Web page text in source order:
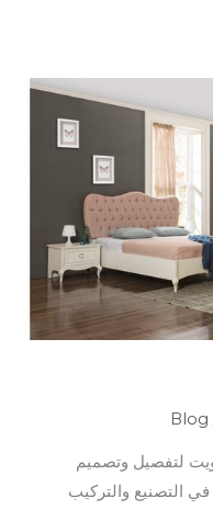
Blog
لتفصيل وتصميم
المقاس بخبرة 20 سنة في التصنيع والتركيب